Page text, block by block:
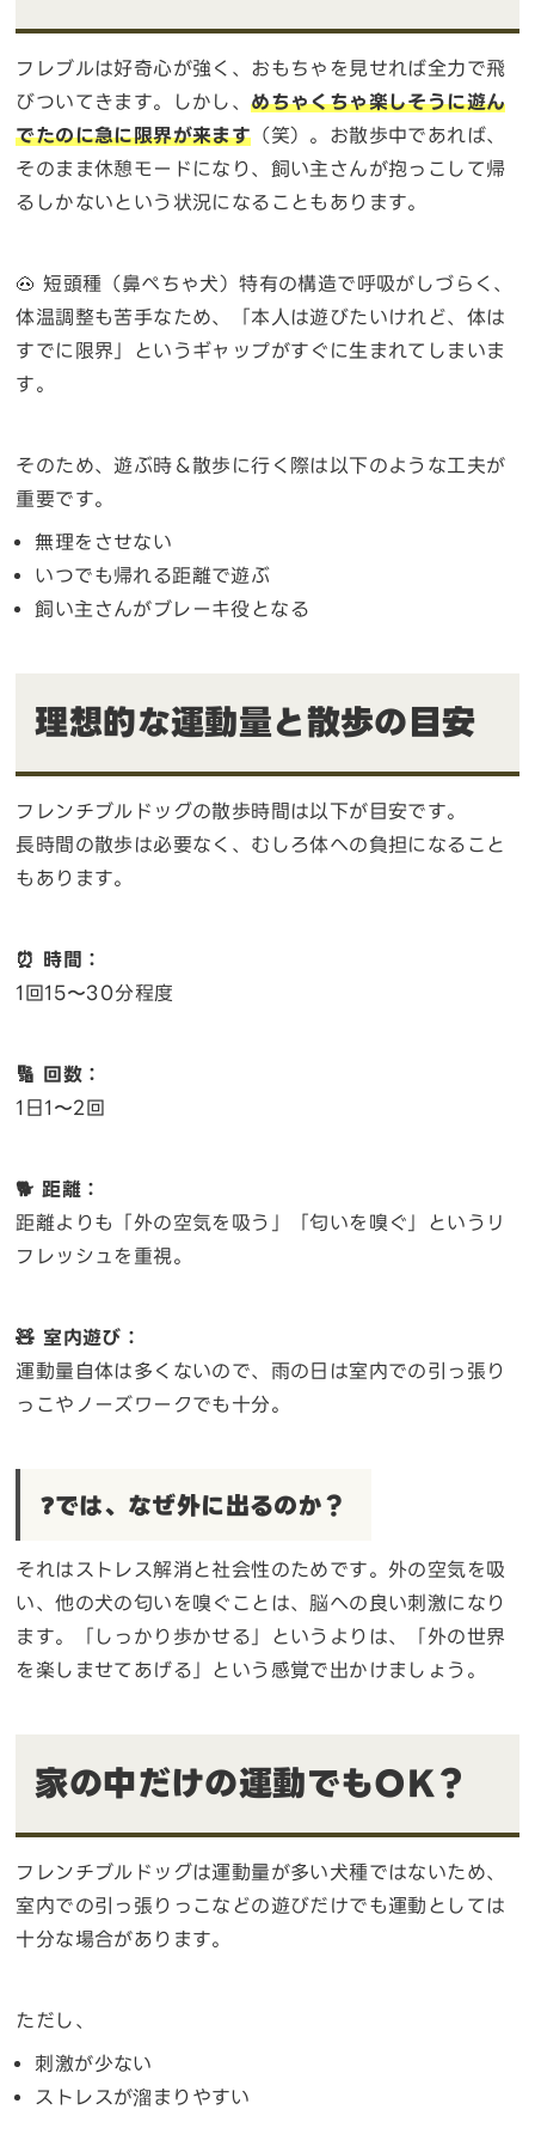
フレブルは好奇心が強く、おもちゃを見せれば全力で飛
びついてきます。しかし、めちゃくちゃ楽しそうに遊ん
でたのに急に限界が来ます （笑）。お散歩中であれば、
そのまま休憩モードになり、飼い主さんが抱っこして帰
るしかないという状況になることもあります。
🐽 短頭種（鼻ぺちゃ犬）特有の構造で呼吸がしづらく、
体温調整も苦手なため、「本人は遊びたいけれど、体は
すでに限界」というギャップがすぐに生まれてしまいま
す。
そのため、遊ぶ時＆散歩に行く際は以下のような工夫が
重要です。
無理をさせない
いつでも帰れる距離で遊ぶ
飼い主さんがブレーキ役となる
理想的な運動量と散歩の目安
フレンチブルドッグの散歩時間は以下が目安です。
長時間の散歩は必要なく、むしろ体への負担になること
もあります。
⏰ 時間：
1回15〜30分程度
🔢 回数：
1日1〜2回
🐕 距離：
距離よりも「外の空気を吸う」「匂いを嗅ぐ」というリ
フレッシュを重視。
🧸 室内遊び：
運動量自体は多くないので、雨の日は室内での引っ張り
っこやノーズワークでも十分。
❓では、なぜ外に出るのか？
それはストレス解消と社会性のためです。外の空気を吸
い、他の犬の匂いを嗅ぐことは、脳への良い刺激になり
ます。「しっかり歩かせる」というよりは、「外の世界
を楽しませてあげる」という感覚で出かけましょう。
家の中だけの運動でもOK？
フレンチブルドッグは運動量が多い犬種ではないため、
室内での引っ張りっこなどの遊びだけでも運動としては
十分な場合があります。
ただし、
刺激が少ない
ストレスが溜まりやすい